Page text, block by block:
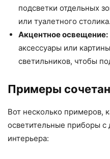
подсветки отдельных
или туалетного столика.
Акцентное освещение:
аксессуары или
светильников, чтобы
Примеры
Вот несколько примеров,
осветительные приборы с
интерьера: